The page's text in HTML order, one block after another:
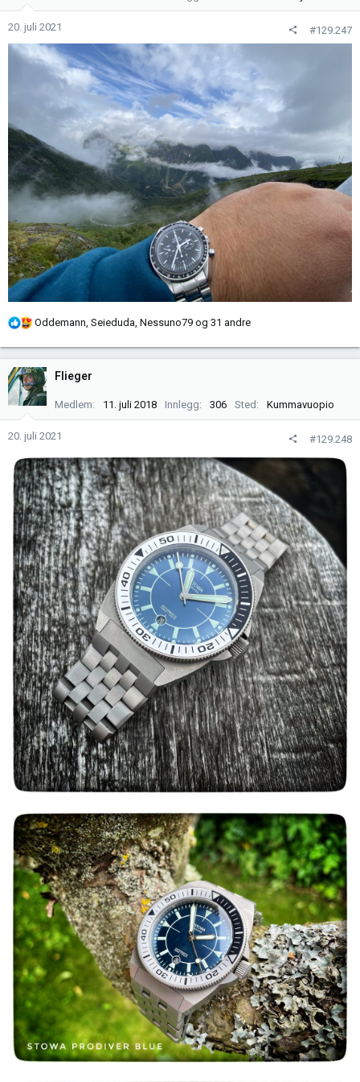
n
e
r
20. juli 2021 #129.247
R
k
s
j
o
n
r
:
Oddemann Seieduda Nessuno79 og 31 andre
Flieger
Medlem 11. juli 2018 Innlegg 306 Sted Kummavuopio
20. juli 2021 #129.248